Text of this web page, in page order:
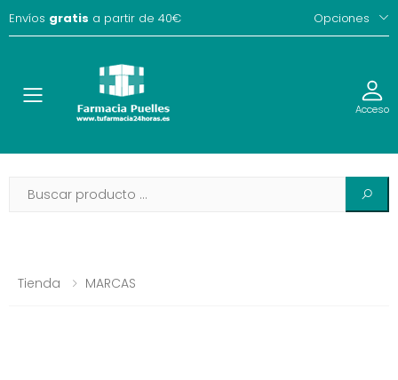
Envíos gratis a partir de 40€ Opciones
Toggle Acceso
Tienda MARCAS